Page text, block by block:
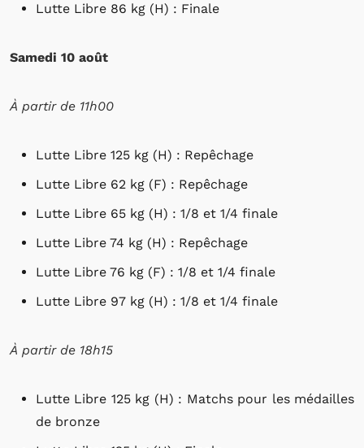
Lutte Libre 86 kg (H) : Finale
Samedi 10 août
À partir de 11h00
Lutte Libre 125 kg (H) : Repêchage
Lutte Libre 62 kg (F) : Repêchage
Lutte Libre 65 kg (H) : 1/8 et 1/4 finale
Lutte Libre 74 kg (H) : Repêchage
Lutte Libre 76 kg (F) : 1/8 et 1/4 finale
Lutte Libre 97 kg (H) : 1/8 et 1/4 finale
À partir de 18h15
Lutte Libre 125 kg (H) : Matchs pour les médailles
de bronze